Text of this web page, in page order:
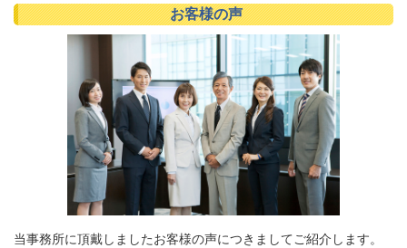
お客様の声
当事務所に頂戴しましたお客様の声につきましてご紹介します。